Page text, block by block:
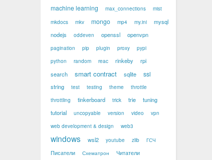
machine learning max_connections
mist
mkdocs
mkv mongo mp4 my.ini
mysql
nodejs
oddeven openssl openvpn
pagination pip plugin proxy
pypi
python
random reac rinkeby
rpi
search
smart contract sqlite ssl
string test testing theme
throttle
throttling
tinkerboard trick trie
tuning
tutorial
uncopyable version video
vpn
web development & design
web3
windows wsl2 youtube zlib ГСЧ
Писатели Схематрон Читатели